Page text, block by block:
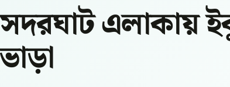
সদরঘাট এলাকায়
ভাড়া